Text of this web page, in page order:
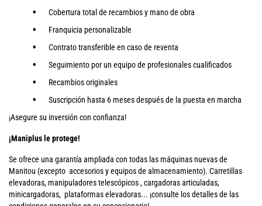
Cobertura total de recambios y mano de obra
Franquicia personalizable
Contrato transferible en caso de reventa
Seguimiento por un equipo de profesionales cualificados
Recambios originales
Suscripción hasta 6 meses después de la puesta en marcha
¡Asegure su inversión con confianza!
¡Maniplus le protege!
Se ofrece una garantía ampliada con todas las máquinas nuevas de
Manitou (excepto accesorios y equipos de almacenamiento). Carretillas
elevadoras, manipuladores telescópicos , cargadoras articuladas,
minicargadoras, plataformas elevadoras... ¡consulte los detalles de las